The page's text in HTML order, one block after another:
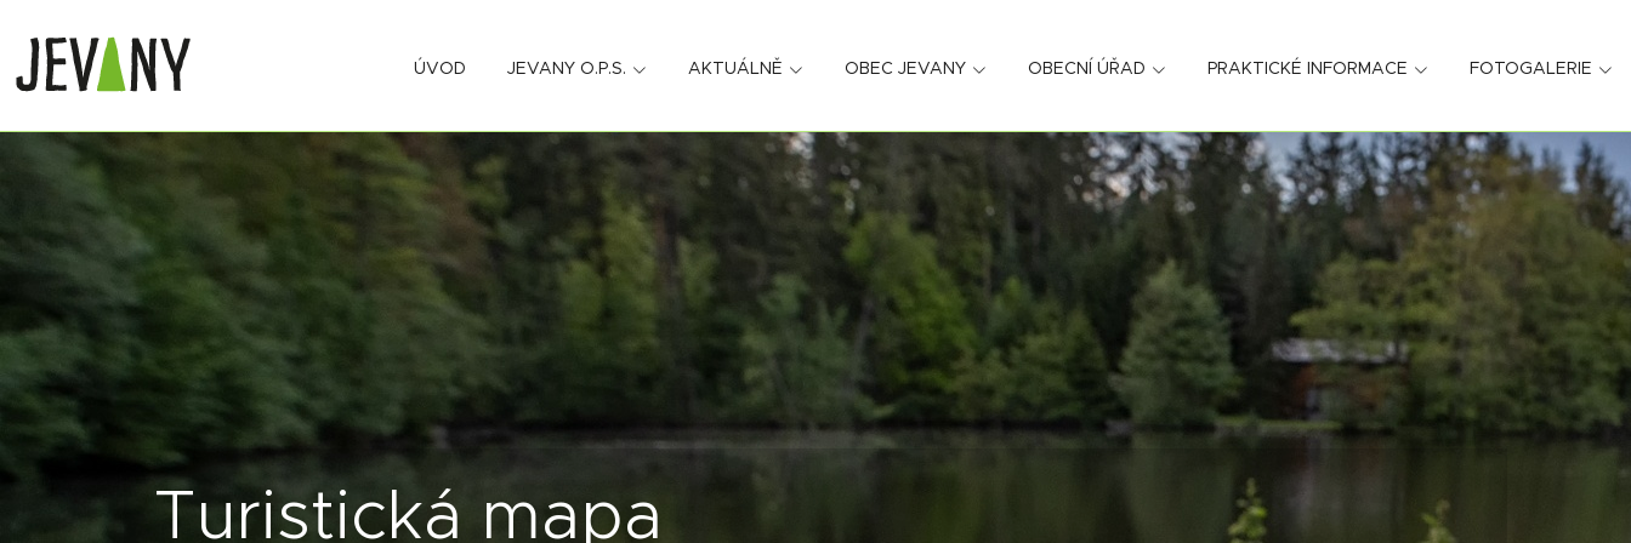
ÚVOD JEVANY O.P.S. AKTUÁLNĚ OBEC JEVANY OBECNÍ ÚŘAD PRAKTICKÉ INFORMACE FOTOGALERIE
Turistická mapa